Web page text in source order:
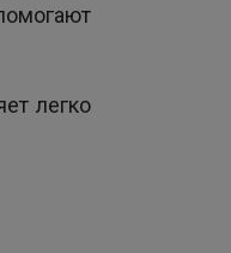
легко